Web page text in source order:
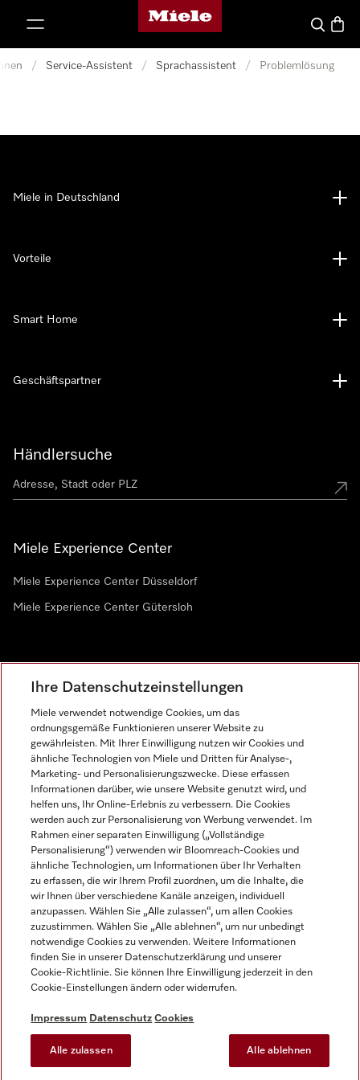
Miele-Homepage
Suche
/ Service-Assistent / Sprachassistent / Problemlösung
Händlersuche
Miele Experience Center
Miele Experience Center Düsseldorf
Miele Experience Center Gütersloh
Miele in Deutschland
Vorteile
Smart Home
Geschäftspartner
AGB
Datenschutz
Nutzungsbedingungen
Barrierefreiheitserklärung
EU-Gesetzen über digitale Dienste
Cookie-Einstellungen
Miele auf Instagram
Miele auf Facebook
Miele auf Youtube
Ihre Datenschutzeinstellungen
Miele verwendet notwendige Cookies, um das
ordnungsgemäße Funktionieren unserer Website zu
gewährleisten. Mit Ihrer Einwilligung nutzen wir Cookies und
ähnliche Technologien von Miele und Dritten für Analyse-,
Marketing- und Personalisierungszwecke. Diese erfassen
Informationen darüber, wie unsere Website genutzt wird, und
helfen uns, Ihr Online-Erlebnis zu verbessern. Die Cookies
werden auch zur Personalisierung von Werbung verwendet. Im
Rahmen einer separaten Einwilligung („Vollständige
Personalisierung“) verwenden wir Bloomreach-Cookies und
ähnliche Technologien, um Informationen über Ihr Verhalten
zu erfassen, die wir Ihrem Profil zuordnen, um die Inhalte, die
wir Ihnen über verschiedene Kanäle anzeigen, individuell
anzupassen. Wählen Sie „Alle zulassen“, um allen Cookies
zuzustimmen. Wählen Sie „Alle ablehnen“, um nur unbedingt
notwendige Cookies zu verwenden. Weitere Informationen
finden Sie in unserer Datenschutzerklärung und unserer
Cookie-Richtlinie. Sie können Ihre Einwilligung jederzeit in den
Cookie-Einstellungen ändern oder widerrufen.
Impressum Datenschutz Cookies
Alle zulassen Alle ablehnen